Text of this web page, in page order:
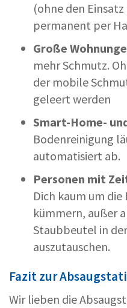
(ohne den
permanent per
Große
mehr Schmutz.
der mobile
geleert werden
Smart-Home-
Bodenreinigung
automatisiert ab.
Personen mit
Dich kaum um
kümmern, außer
Staubbeutel in
auszutauschen.
Fazit zur
Wir lieben die